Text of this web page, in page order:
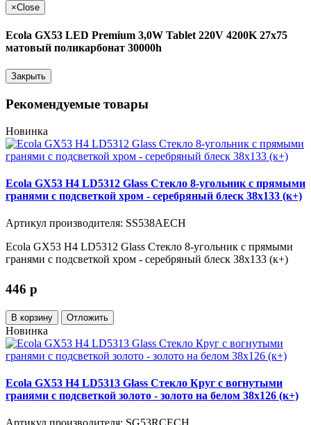
×Close
Ecola GX53 LED Premium 3,0W Tablet 220V 4200K 27x75
матовый поликарбонат 30000h
Закрыть
Рекомендуемые товары
Новинка
Ecola GX53 H4 LD5312 Glass Стекло 8-угольник с прямыми
гранями с подсветкой хром - серебряный блеск 38x133 (к+)
Артикул производителя: SS538AECH
Ecola GX53 H4 LD5312 Glass Стекло 8-угольник с прямыми
гранями с подсветкой хром - серебряный блеск 38x133 (к+)
446 p
В корзину Отложить
Новинка
Ecola GX53 H4 LD5313 Glass Стекло Круг с вогнутыми
гранями с подсветкой золото - золото на белом 38x126 (к+)